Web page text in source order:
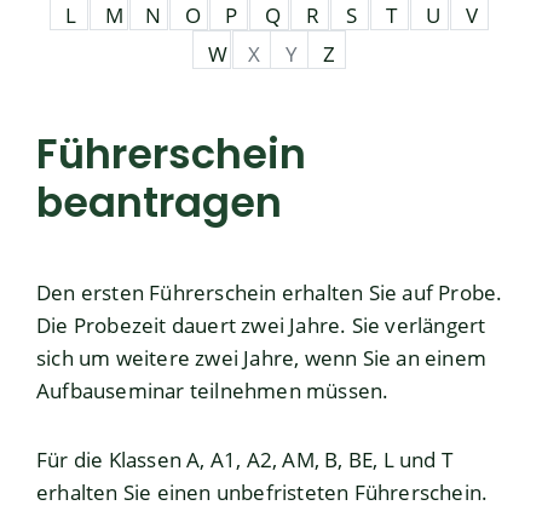
L
M N O P Q R S T U
V
W
X Y Z
Führerschein
beantragen
Den ersten Führerschein erhalten Sie auf Probe.
Die Probezeit dauert zwei Jahre. Sie verlängert
sich um weitere zwei Jahre, wenn Sie an einem
Aufbauseminar teilnehmen müssen.
Für die Klassen A, A1, A2, AM, B, BE, L und T
erhalten Sie einen unbefristeten Führerschein.